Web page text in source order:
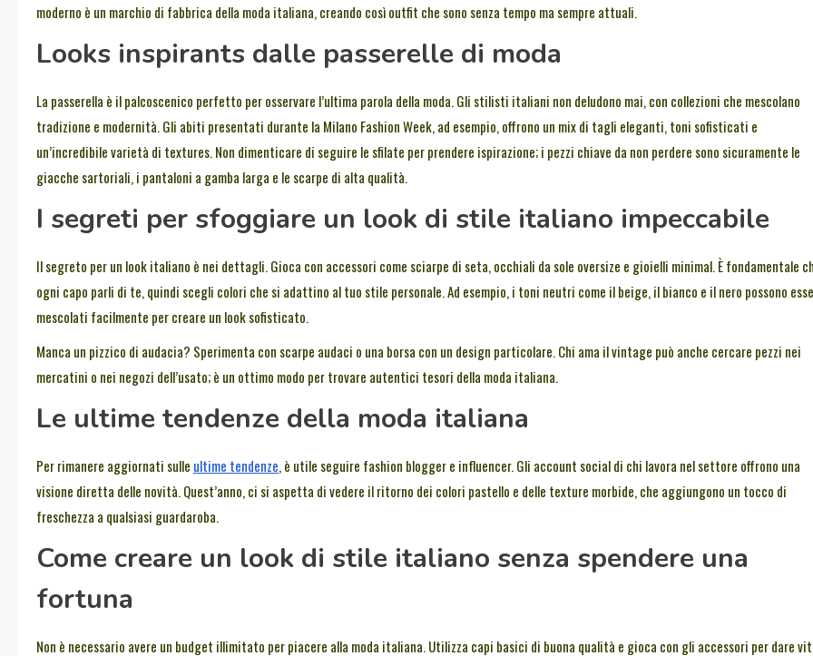
moderno è un marchio di fabbrica della moda italiana, creando così outfit che sono senza tempo ma sempre attuali.
Looks inspirants dalle passerelle di moda
La passerella è il palcoscenico perfetto per osservare l’ultima parola della moda. Gli stilisti italiani non deludono mai, con collezioni che mescolano
tradizione e modernità. Gli abiti presentati durante la Milano Fashion Week, ad esempio, offrono un mix di tagli eleganti, toni sofisticati e
un’incredibile varietà di textures. Non dimenticare di seguire le sfilate per prendere ispirazione; i pezzi chiave da non perdere sono sicuramente le
giacche sartoriali, i pantaloni a gamba larga e le scarpe di alta qualità.
I segreti per sfoggiare un look di stile italiano impeccabile
Il segreto per un look italiano è nei dettagli. Gioca con accessori come sciarpe di seta, occhiali da sole oversize e gioielli minimal. È fondamentale
ogni capo parli di te, quindi scegli colori che si adattino al tuo stile personale. Ad esempio, i toni neutri come il beige, il bianco e il nero possono
mescolati facilmente per creare un look sofisticato.
Manca un pizzico di audacia? Sperimenta con scarpe audaci o una borsa con un design particolare. Chi ama il vintage può anche cercare pezzi nei
mercatini o nei negozi dell’usato; è un ottimo modo per trovare autentici tesori della moda italiana.
Le ultime tendenze della moda italiana
Per rimanere aggiornati sulle ultime tendenze, è utile seguire fashion blogger e influencer. Gli account social di chi lavora nel settore offrono una
visione diretta delle novità. Quest’anno, ci si aspetta di vedere il ritorno dei colori pastello e delle texture morbide, che aggiungono un tocco di
freschezza a qualsiasi guardaroba.
Come creare un look di stile italiano senza spendere una
fortuna
Non è necessario avere un budget illimitato per piacere alla moda italiana. Utilizza capi basici di buona qualità e gioca con gli accessori per dare